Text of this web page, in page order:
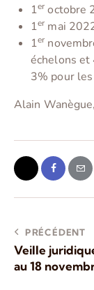
1er octobre
1er mai
1er
échelons
3% pour
Alain
PRÉCÉDENT
Veille
au 18